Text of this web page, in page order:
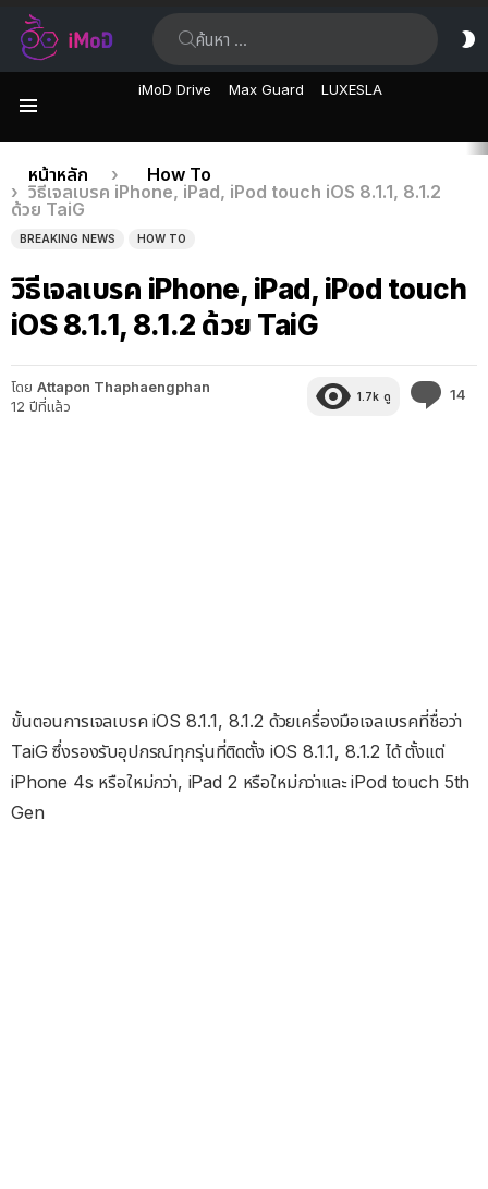
iMoD Drive Max Guard LUXESLA
เรื่อง
ล่าสุด
คุณอยู่ที่นี่:
หน้าหลัก
How To
วิธีเจลเบรค iPhone, iPad, iPod touch iOS 8.1.1, 8.1.2
ด้วย TaiG
BREAKING NEWS HOW TO
วิธีเจลเบรค iPhone, iPad, iPod touch
iOS 8.1.1, 8.1.2 ด้วย TaiG
โดย Attapon Thaphaengphan
12 ปีที่แล้ว
1.7k ดู 14
ขั้นตอนการเจลเบรค iOS 8.1.1, 8.1.2 ด้วยเครื่องมือเจลเบรคที่ชื่อว่า
TaiG ซึ่งรองรับอุปกรณ์ทุกรุ่นที่ติดตั้ง iOS 8.1.1, 8.1.2 ได้ ตั้งแต่
iPhone 4s หรือใหม่กว่า, iPad 2 หรือใหม่กว่าและ iPod touch 5th
Gen